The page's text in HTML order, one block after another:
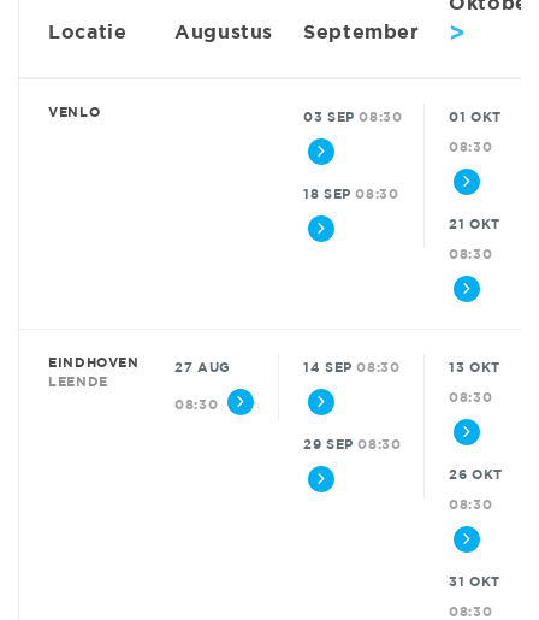
Locatie Augustus September
Oktober
>
VENLO 03 SEP 08:30
18 SEP 08:30
01 OKT
08:30
21 OKT
08:30
EINDHOVEN
LEENDE
27 AUG
08:30
14 SEP 08:30
29 SEP 08:30
13 OKT
08:30
26 OKT
08:30
31 OKT
08:30